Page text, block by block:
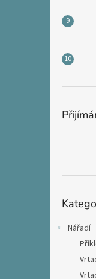
kategorie
Nářadí